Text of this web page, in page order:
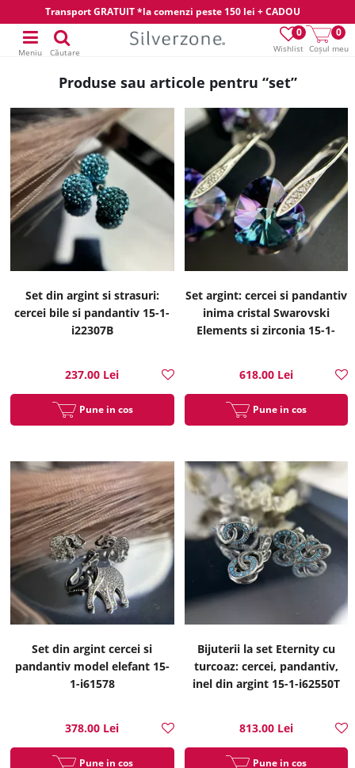
Transport GRATUIT *la comenzi peste 150 lei + CADOU
Wishlist
0
Coșul meu
0
Meniu Căutare
Produse sau articole pentru “set”
Set din argint si strasuri:
cercei bile si pandantiv 15-1-
i22307B
237.00 Lei
Pune in cos
Set argint: cercei si pandantiv
inima cristal Swarovski
Elements si zirconia 15-1-
618.00 Lei
Pune in cos
Set din argint cercei si
pandantiv model elefant 15-
1-i61578
378.00 Lei
Pune in cos
Bijuterii la set Eternity cu
turcoaz: cercei, pandantiv,
inel din argint 15-1-i62550T
813.00 Lei
Pune in cos